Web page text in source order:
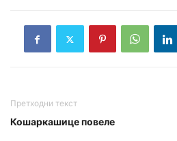
Претходни текст
Кошаркашице повеле